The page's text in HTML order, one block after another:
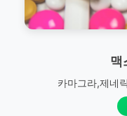
맥
카마그라,제네